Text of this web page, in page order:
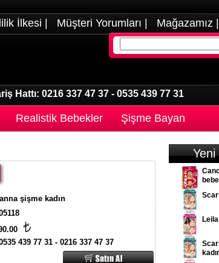
İlkesi Müşteri Yorumları Mağazamız
Hattı: 0216 337 47 37 - 0535 439 77 31
Realistik Bebekler Şişme Bayan
şişme kadın
439 77 31 - 0216 337 47 37